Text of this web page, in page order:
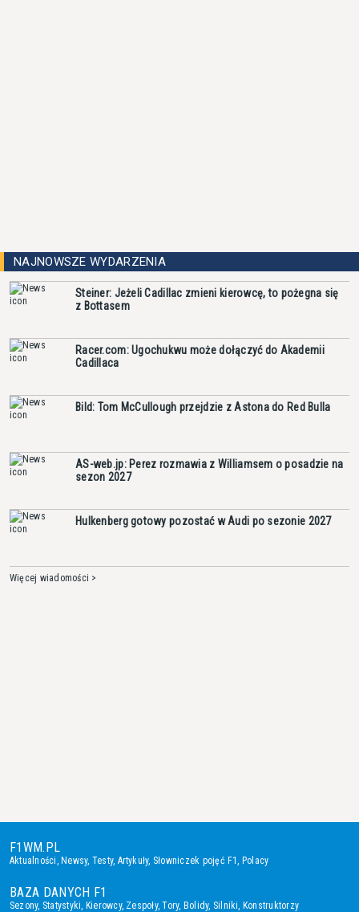
NAJNOWSZE WYDARZENIA
Steiner: Jeżeli Cadillac zmieni kierowcę, to pożegna się
z Bottasem
Racer.com: Ugochukwu może dołączyć do Akademii
Cadillaca
Bild: Tom McCullough przejdzie z Astona do Red Bulla
AS-web.jp: Perez rozmawia z Williamsem o posadzie na
sezon 2027
Hulkenberg gotowy pozostać w Audi po sezonie 2027
Więcej wiadomości >
F1WM.PL
Aktualności, Newsy, Testy, Artykuły, Słowniczek pojęć F1, Polacy
BAZA DANYCH F1
Sezony, Statystyki, Kierowcy, Zespoły,Tory, Bolidy, Silniki, Konstruktorzy